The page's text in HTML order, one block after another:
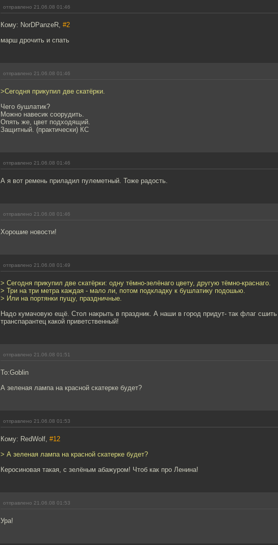
отправлено 21.06.08 01:46
Кому: NorDPanzeR, #2
марш дрочить и спать
отправлено 21.06.08 01:46
>Сегодня прикупил две скатёрки.
Чего бушлатик?
Можно навесик соорудить.
Опять же, цвет подходящий.
Защитный. (практически) КС
отправлено 21.06.08 01:46
А я вот ремень приладил пулеметный. Тоже радость.
отправлено 21.06.08 01:46
Хорошие новости!
отправлено 21.06.08 01:49
> Сегодня прикупил две скатёрки: одну тёмно-зелёнаго цвету, другую тёмно-краснаго.
> Три на три метра каждая - мало ли, потом подкладку к бушлатику подошью.
> Или на портянки пущу, праздничные.
Надо кумачовую ещё. Стол накрыть в праздник. А наши в город придут- так флаг
транспарантец какой приветственный!
отправлено 21.06.08 01:51
To:Goblin
А зеленая лампа на красной скатерке будет?
отправлено 21.06.08 01:53
Кому: RedWolf, #12
> А зеленая лампа на красной скатерке будет?
Керосиновая такая, с зелёным абажуром! Чтоб как про Ленина!
отправлено 21.06.08 01:53
Ура!